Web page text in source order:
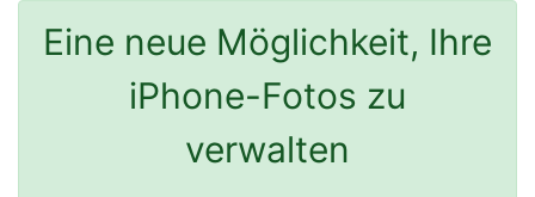
Eine neue Möglichkeit, Ihre
iPhone-Fotos zu
verwalten